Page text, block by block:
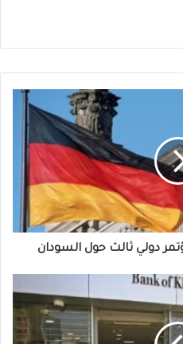
دولي ثالث حول السودان